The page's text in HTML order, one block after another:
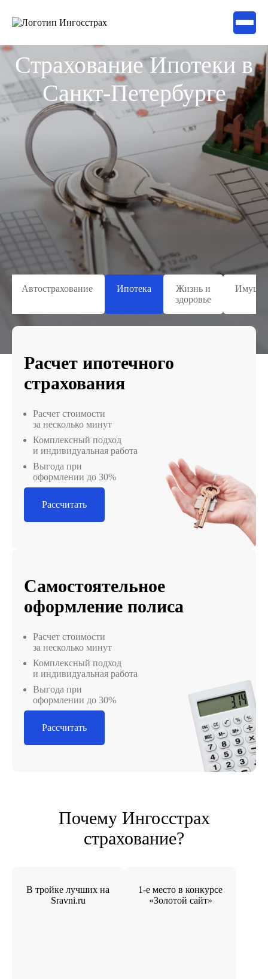
Автострахование Ипотека
Жизнь и
здоровье
Страхование Ипотеки в
Санкт-Петербурге
Расчет ипотечного
страхования
Расчет стоимости
за несколько минут
Комплексный подход
и индивидуальная работа
Выгода при
оформлении до 30%
Рассчитать
Самостоятельное
оформление полиса
Расчет стоимости
за несколько минут
Комплексный подход
и индивидуальная работа
Выгода при
оформлении до 30%
Рассчитать
Почему Ингосстрах
страхование?
В тройке лучших на
Sravni.ru
1-е место в конкурсе
«Золотой сайт»